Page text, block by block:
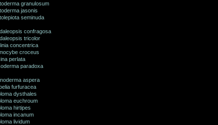
granulosum
jasonis
seminuda
confragosa
tricolor
concentrica
croceus
perlata
paradoxa
aspera
furfuracea
dysthales
euchroum
hirtipes
incanum
lividum